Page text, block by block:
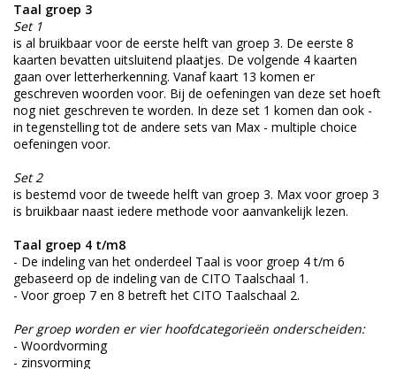
Taal groep 3
Set 1
is al bruikbaar voor de eerste helft van groep 3. De eerste 8
kaarten bevatten uitsluitend plaatjes. De volgende 4 kaarten
gaan over letterherkenning. Vanaf kaart 13 komen er
geschreven woorden voor. Bij de oefeningen van deze set hoeft
nog niet geschreven te worden. In deze set 1 komen dan ook -
in tegenstelling tot de andere sets van Max - multiple choice
oefeningen voor.
Set 2
is bestemd voor de tweede helft van groep 3. Max voor groep 3
is bruikbaar naast iedere methode voor aanvankelijk lezen.
Taal groep 4 t/m8
- De indeling van het onderdeel Taal is voor groep 4 t/m 6
gebaseerd op de indeling van de CITO Taalschaal 1.
- Voor groep 7 en 8 betreft het CITO Taalschaal 2.
Per groep worden er vier hoofdcategorieën onderscheiden:
- Woordvorming
- zinsvorming